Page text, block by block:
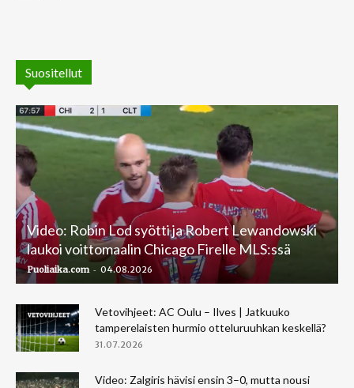
Suositellut
Video: Robin Lod syötti ja Robert Lewandowski
laukoi voittomaalin Chicago Firelle MLS:ssä
Puoliaika.com - 04.08.2026
Vetovihjeet: AC Oulu – Ilves | Jatkuuko
tamperelaisten hurmio otteluruuhkan keskellä?
31.07.2026
Video: Zalgiris hävisi ensin 3–0, mutta nousi